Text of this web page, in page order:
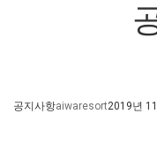
공지사항aiwaresort2019년